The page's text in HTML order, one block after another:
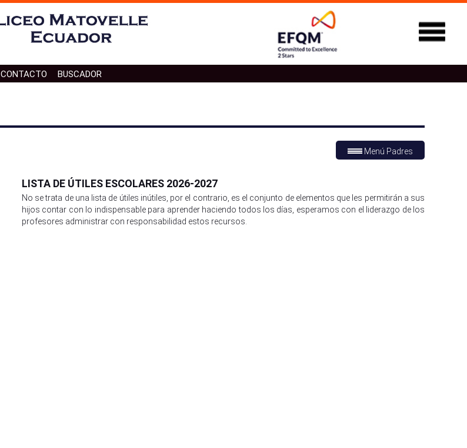
CONTACTO BUSCADOR
Menú Padres
LISTA DE ÚTILES ESCOLARES 2026-2027
No se trata de una lista de útiles inútiles, por el contrario, es el conjunto de elementos que les permitirán a sus
hijos contar con lo indispensable para aprender haciendo todos los días, esperamos con el liderazgo de los
profesores administrar con responsabilidad estos recursos.